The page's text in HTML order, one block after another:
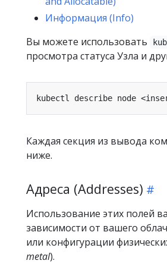
Информация (Info)
Вы можете использовать
просмотра статуса Узла и
Каждая секция из вывода
ниже.
Адреса (Addresses)
Использование этих полей
зависимости от вашего
или конфигурации
metal).